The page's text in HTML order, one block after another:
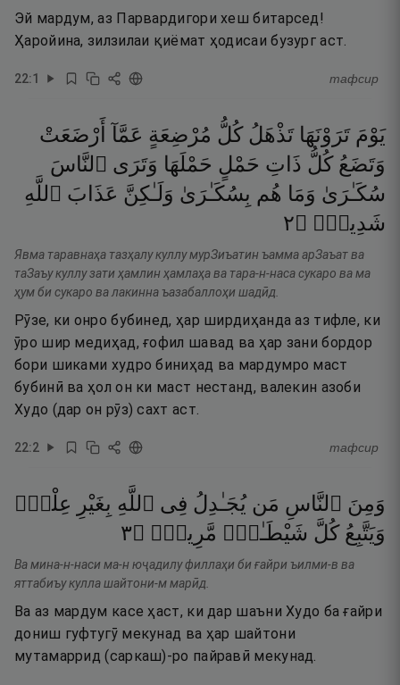
Эй мардум, аз Парвардигори хеш битарсед!
Ҳаройина, зилзилаи қиёмат ҳодисаи бузург аст.
22:1 тафсир
يَوْمَ تَرَوْنَهَا تَذْهَلُ كُلُّ مُرْضِعَةٍ عَمَّآ
أَرْضَعَتْ
وَتَضَعُ كُلُّ ذَاتِ حَمْلٍ حَمْلَهَا وَتَرَى ٱلنَّاسَ
سُكَـٰرَىٰ وَمَا هُم بِسُكَـٰرَىٰ وَلَـٰكِنَّ عَذَابَ ٱللَّهِ
شَدِيدٌۭ ۝٢
Явма таравнаҳа тазҳалу куллу мурЗиъатин ъамма арЗаъат ва
таЗаъу куллу зати ҳамлин ҳамлаҳа ва тара-н-наса сукаро ва ма
ҳум би сукаро ва лакинна ъазабаллоҳи шадӣд.
Рӯзе, ки онро бубинед, ҳар ширдиҳанда аз тифле, ки
ӯро шир медиҳад, ғофил шавад ва ҳар зани бордор
бори шиками худро биниҳад ва мардумро маст
бубинӣ ва ҳол он ки маст нестанд, валекин азоби
Худо (дар он рӯз) сахт аст.
22:2 тафсир
وَمِنَ ٱلنَّاسِ مَن يُجَـٰدِلُ فِى ٱللَّهِ بِغَيْرِ عِلْمٍۢ
وَيَتَّبِعُ كُلَّ شَيْطَـٰنٍۢ مَّرِيدٍۢ ۝٣
Ва мина-н-наси ма-н юҷадилу филлаҳи би ғайри ъилми-в ва
яттабиъу кулла шайтони-м марӣд.
Ва аз мардум касе ҳаст, ки дар шаъни Худо ба ғайри
дониш гуфтугӯ мекунад ва ҳар шайтони
мутамаррид (саркаш)-ро пайравӣ мекунад.